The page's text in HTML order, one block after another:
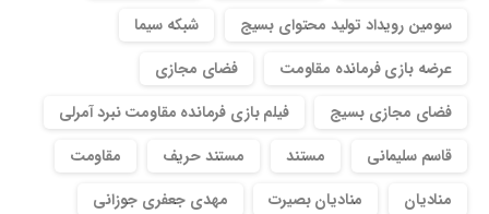
سومین رویداد تولید محتوای بسیج
شبکه سیما
عرضه بازی فرمانده مقاومت
فضای مجازی
فضای مجازی بسیج
فیلم بازی فرمانده مقاومت نبرد آمرلی
قاسم سلیمانی
مستند مستند حریف
مقاومت
منادیان
منادیان بصیرت
مهدی جعفری جوزانی